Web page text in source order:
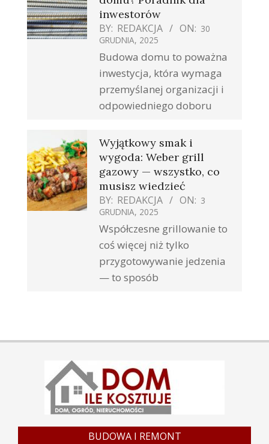
inwestorów
BY: REDAKCJA ON: 30
GRUDNIA, 2025
Budowa domu to poważna
inwestycja, która wymaga
przemyślanej organizacji i
odpowiedniego doboru
Wyjątkowy smak i
wygoda: Weber grill
gazowy — wszystko, co
musisz wiedzieć
BY: REDAKCJA ON: 3
GRUDNIA, 2025
Współczesne grillowanie to
coś więcej niż tylko
przygotowywanie jedzenia
— to sposób
BUDOWA I REMONT